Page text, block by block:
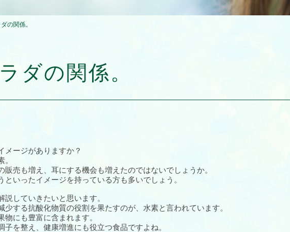
の関係。
ダの関係。
メージがありますか？
販売も増え、耳にする機会も増えたのではないでしょうか。
といったイメージを持っている方も多いでしょう。
説していきたいと思います。
少する抗酸化物質の役割を果たすのが、水素と言われています。
にも豊富に含まれます。
子を整え、健康増進にも役立つ食品ですよね。